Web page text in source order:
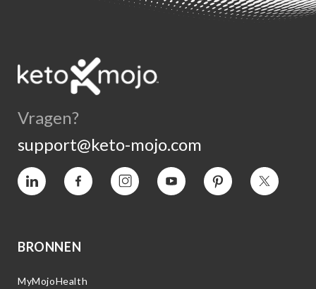
Vragen?
support@keto-mojo.com
Vimeo Facebook InstagramYouTube Pinterest Twitter
BRONNEN
MyMojoHealth